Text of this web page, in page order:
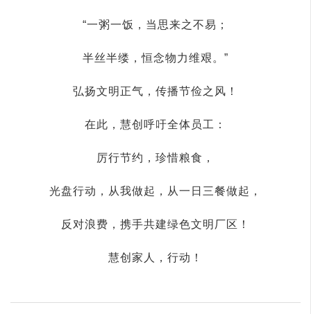
“一粥一饭，当思来之不易；
半丝半缕，恒念物力维艰。”
弘扬文明正气，传播节俭之风！
在此，慧创呼吁全体员工：
厉行节约，珍惜粮食，
光盘行动，从我做起，从一日三餐做起，
反对浪费，携手共建绿色文明厂区！
慧创家人，行动！